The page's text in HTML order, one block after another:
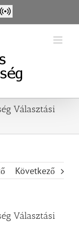
Élő
Választási
Következő
Választási